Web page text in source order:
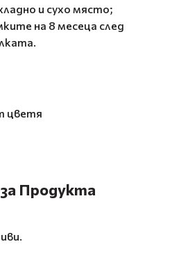
и сухо място;
на 8 месеца след
цветя
Продукта